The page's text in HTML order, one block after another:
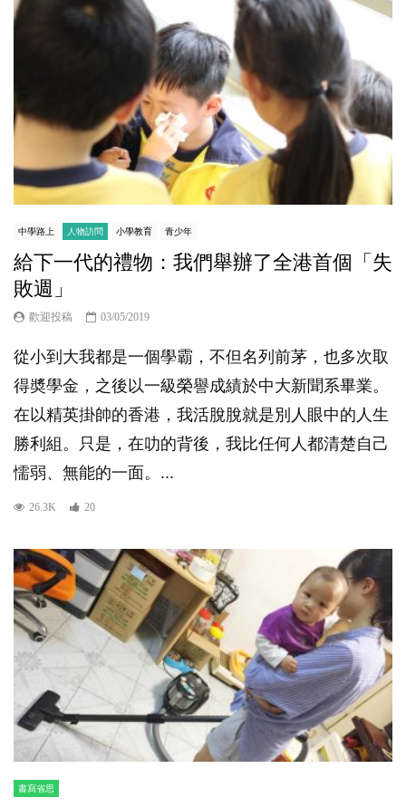
中學路上 人物訪問 小學教育 青少年
給下一代的禮物：我們舉辦了全港首個「失
敗週」
歡迎投稿 03/05/2019
從小到大我都是一個學霸，不但名列前茅，也多次取
得奬學金，之後以一級榮譽成績於中大新聞系畢業。
在以精英掛帥的香港，我活脫脫就是別人眼中的人生
勝利組。只是，在叻的背後，我比任何人都清楚自己
懦弱、無能的一面。...
26.3K 20
書寫省思